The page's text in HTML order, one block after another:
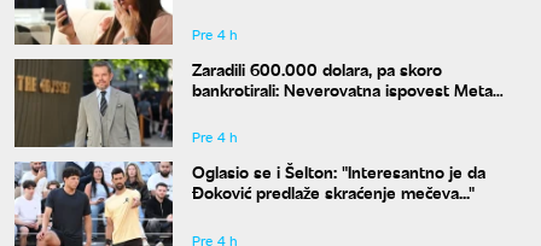
Pre 4 h
Zaradili 600.000 dolara, pa skoro
bankrotirali: Neverovatna ispovest Meta
Pre 4 h
Oglasio se i Šelton: "Interesantno je da
Đoković predlaže skraćenje mečeva..."
Pre 4 h